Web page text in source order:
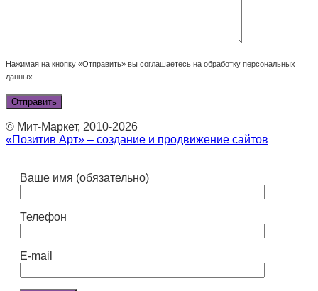
Нажимая на кнопку «Отправить» вы соглашаетесь на обработку персональных
данных
© Мит-Маркет, 2010-2026
«Позитив Арт» – создание и продвижение сайтов
Ваше имя (обязательно)
Телефон
E-mail